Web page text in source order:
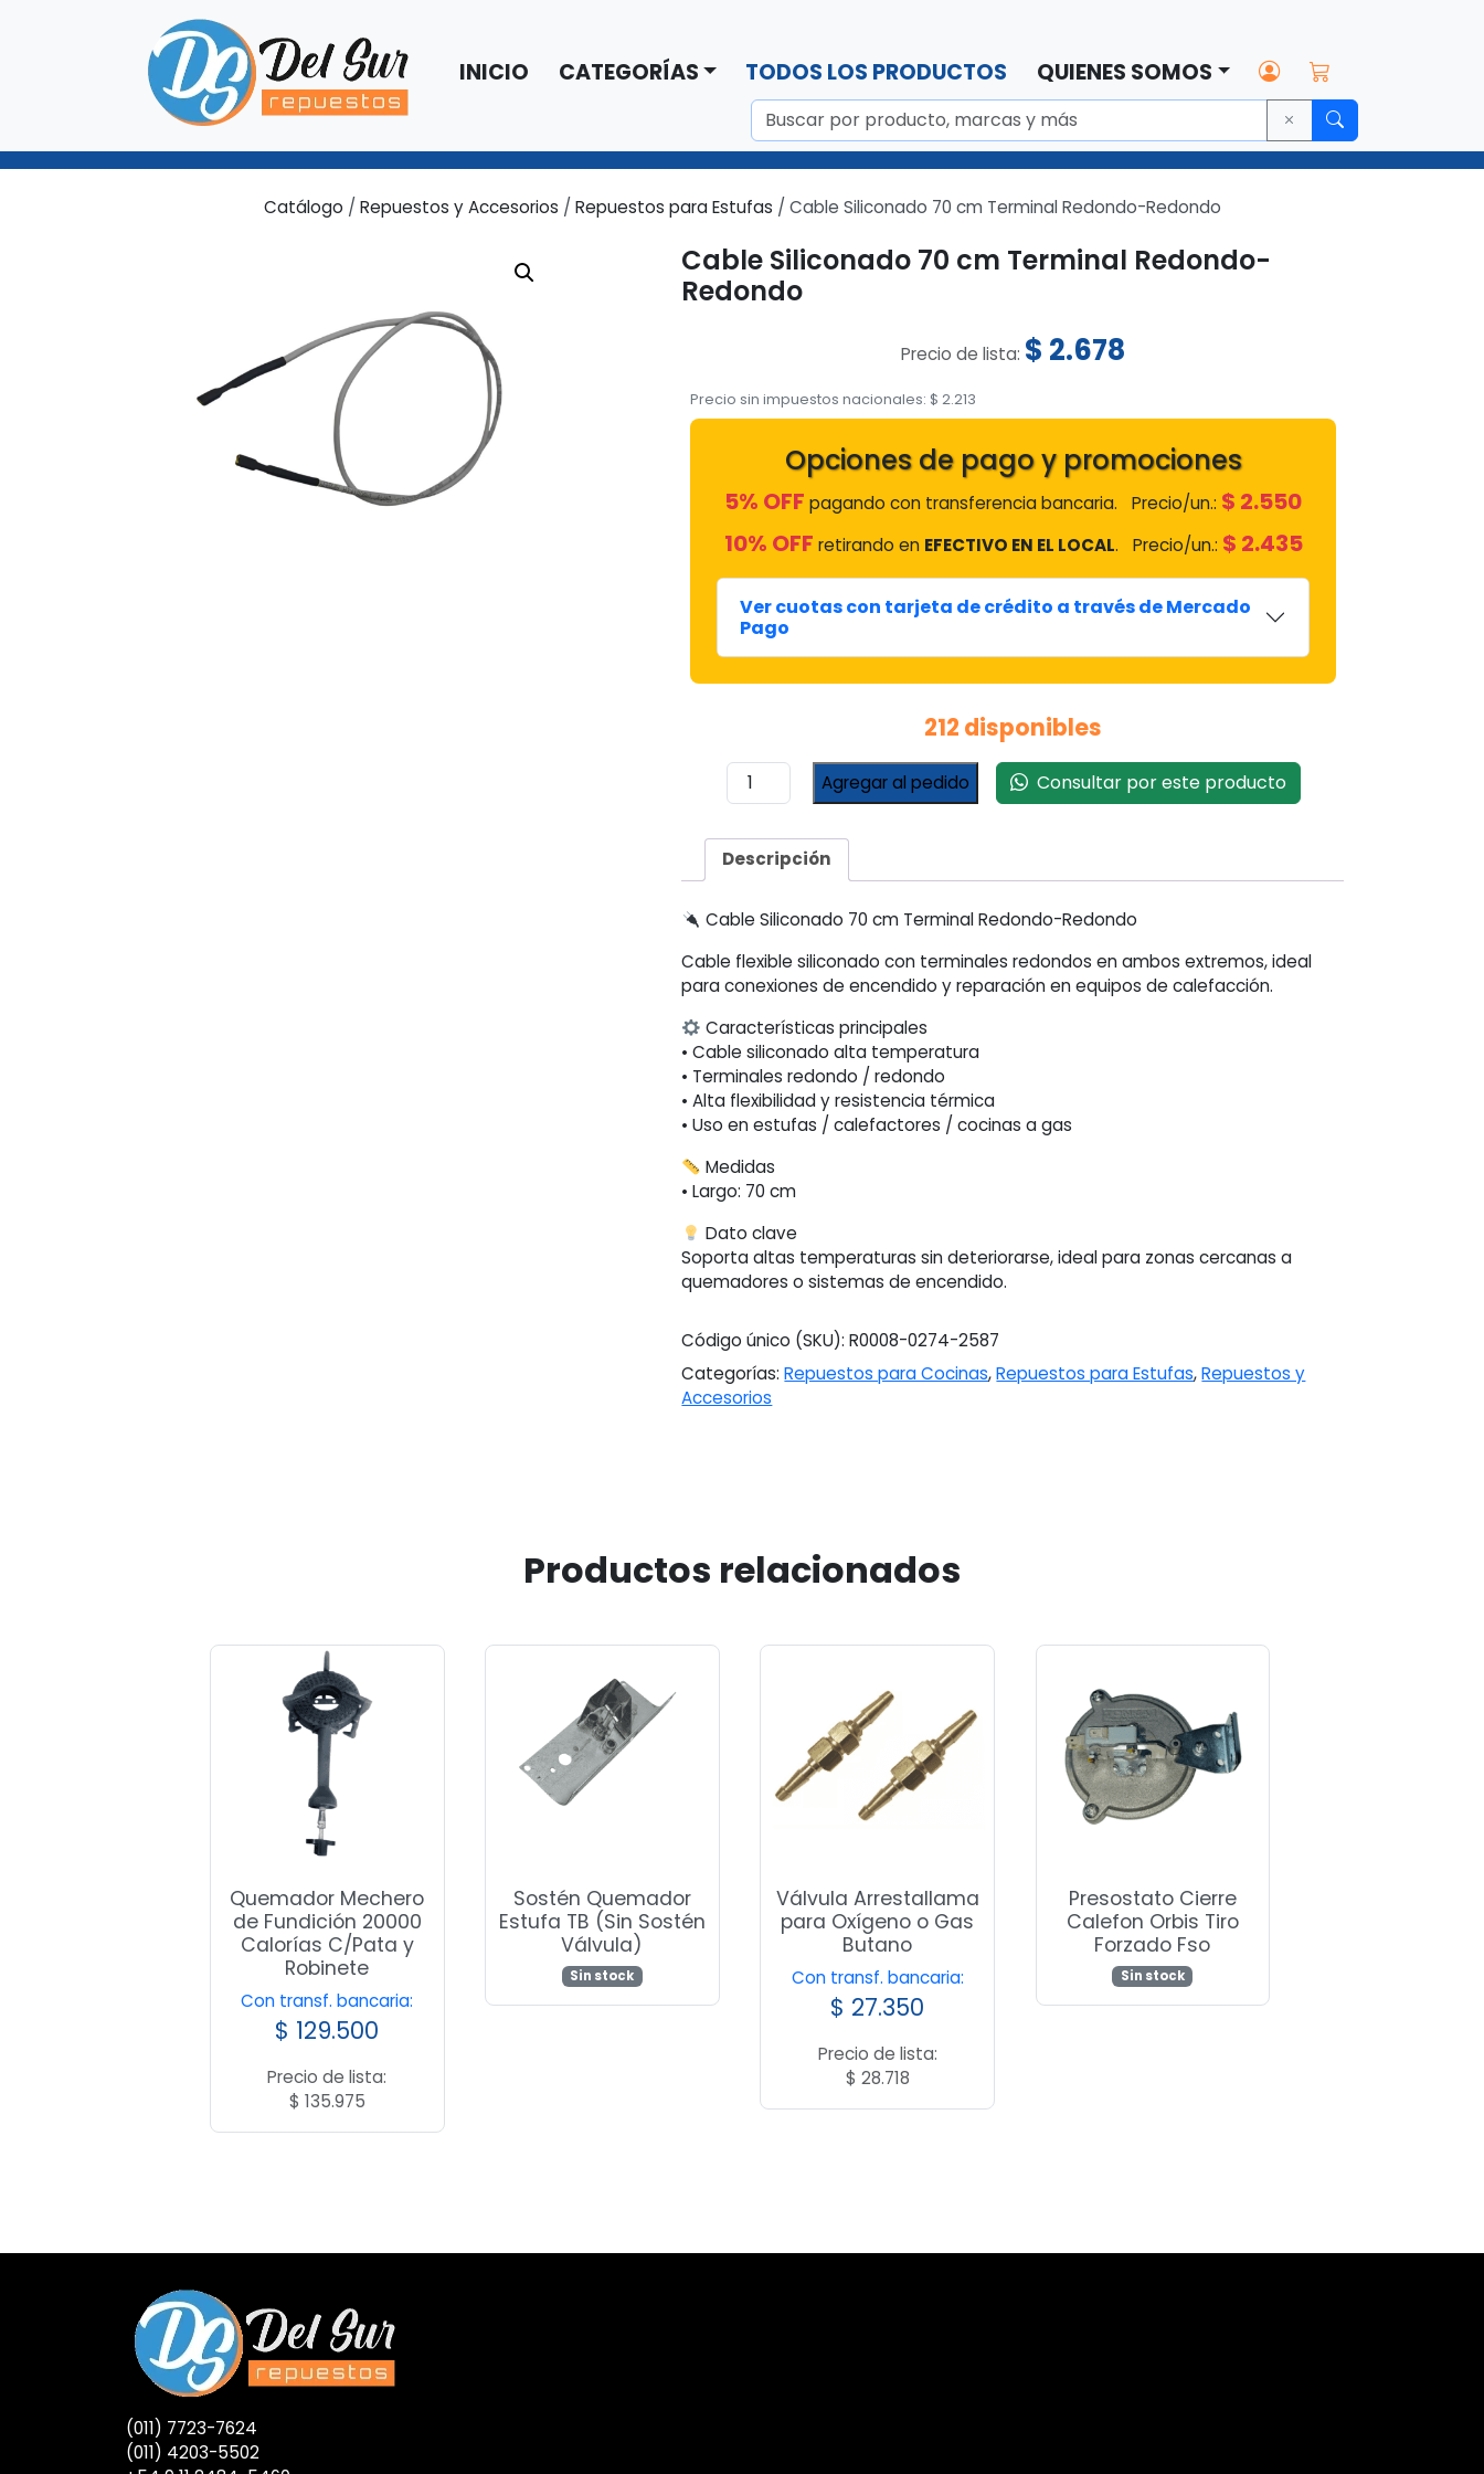
INICIO CATEGORÍAS TODOS LOS PRODUCTOS QUIENES SOMOS
Catálogo / Repuestos y Accesorios / Repuestos para Estufas / Cable Siliconado 70 cm Terminal Redondo-Redondo
Cable Siliconado 70 cm Terminal Redondo-
Redondo
Precio de lista: $ 2.678
Precio sin impuestos nacionales:$ 2.213
Opciones de pago y promociones
5% OFF pagando con transferencia bancaria. Precio/un.: $ 2.550
10% OFF retirando en EFECTIVO EN EL LOCAL. Precio/un.: $ 2.435
Ver cuotas con tarjeta de crédito a través de Mercado
Pago
212 disponibles
Cable
Siliconado
cm
Terminal
Redondo
Agregar al pedido Consultar por este producto
Descripción
Cable Siliconado 70 cm Terminal Redondo-Redondo
Cable flexible siliconado con terminales redondos en ambos extremos, ideal
para conexiones de encendido y reparación en equipos de calefacción.
Características principales
• Cable siliconado alta temperatura
• Terminales redondo / redondo
• Alta flexibilidad y resistencia térmica
• Uso en estufas / calefactores / cocinas a gas
Medidas
• Largo: 70 cm
Dato clave
Soporta altas temperaturas sin deteriorarse, ideal para zonas cercanas a
quemadores o sistemas de encendido.
Código único (SKU):R0008-0274-2587
Categorías:Repuestos para Cocinas,Repuestos para Estufas,Repuestos y
Accesorios
Productos relacionados
Quemador Mechero
de Fundición 20000
Calorías C/Pata y
Robinete
Con transf. bancaria:
$ 129.500
Precio de lista:
$ 135.975
Sostén Quemador
Estufa TB (Sin Sostén
Válvula)
Sin stock
Válvula Arrestallama
para Oxígeno o Gas
Butano
Con transf. bancaria:
$ 27.350
Precio de lista:
$ 28.718
Presostato Cierre
Calefon Orbis Tiro
Forzado Fso
Sin stock
(011) 7723-7624
(011) 4203-5502